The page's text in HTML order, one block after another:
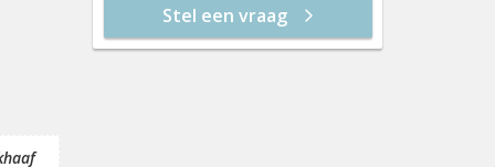
do 20 aug
12:30
Stel een vraag